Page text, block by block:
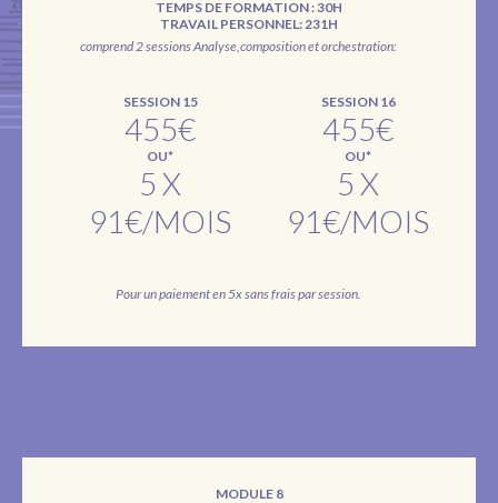
TEMPS DE FORMATION : 30H
TRAVAIL PERSONNEL: 231H
comprend 2 sessions Analyse,composition et orchestration:
SESSION 15
455€
OU*
5 X
91€/MOIS
SESSION 16
455€
OU*
5 X
91€/MOIS
Pour un paiement en 5x sans frais par session.
MODULE 8